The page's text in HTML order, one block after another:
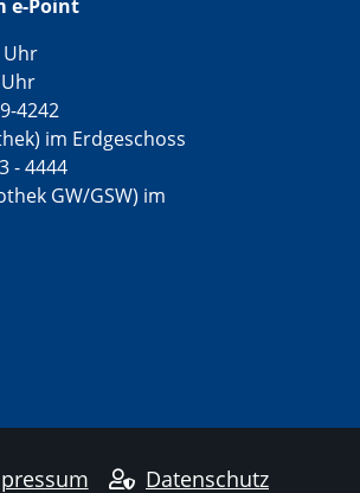
e-Point
Uhr
4242
im Erdgeschoss
- 4444
GW/GSW) im
Datenschutz